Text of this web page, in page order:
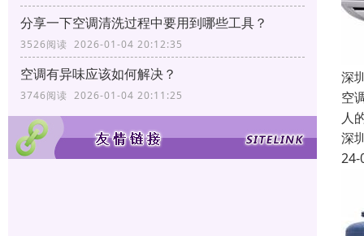
分享一下空调清洗过程中要用到哪些工具？
3526阅读 2026-01-04 20:12:35
空调有异味应该如何解决？
3746阅读 2026-01-04 20:11:25
深
空
人
深
24-